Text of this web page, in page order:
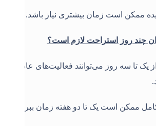
ممکن است زمان بیشتری نیاز باشد.
چند روز استراحت لازم است؟
یک تا سه روز می‌توانند فعالیت‌های عادی
.
ممکن است یک تا دو هفته زمان ببرد